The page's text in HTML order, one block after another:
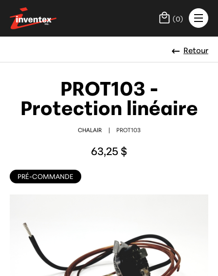
(0)
Retour
PROT103 -
Protection linéaire
CHALAIR | PROT103
63,25 $
PRÉ-COMMANDE